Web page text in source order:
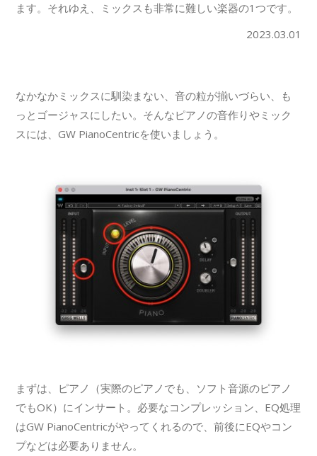
ます。それゆえ、ミックスも非常に難しい楽器の1つです。
2023.03.01
なかなかミックスに馴染まない、音の粒が揃いづらい、も
っとゴージャスにしたい。そんなピアノの音作りやミック
スには、GW PianoCentricを使いましょう。
まずは、ピアノ（実際のピアノでも、ソフト音源のピアノ
でもOK）にインサート。必要なコンプレッション、EQ処理
はGW PianoCentricがやってくれるので、前後にEQやコン
プなどは必要ありません。